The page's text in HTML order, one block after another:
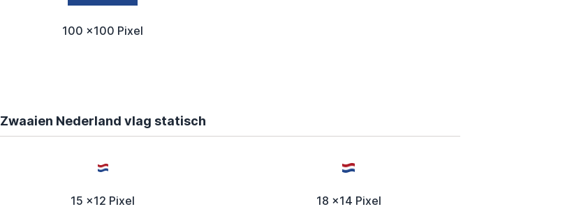
100 x100 Pixel
Zwaaien Nederland vlag statisch
15 x12 Pixel 18 x14 Pixel